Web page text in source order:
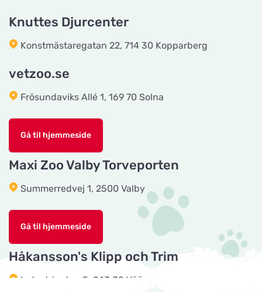
Tingholmgård dyrefoder
Vis på kort
CyberZoo AB
Ladugårdsvägen 101 D
Solbjerg Plantagevej 3
Hova 1
Knuttes Djurcenter
Konstmästaregatan 22, 714 30 Kopparberg
vetzoo.se
Frösundaviks Allé 1, 169 70 Solna
Gå til hjemmeside
Maxi Zoo Valby Torveporten
Summerredvej 1, 2500 Valby
Gå til hjemmeside
Håkansson's Klipp och Trim
Industrigatan 5, 243 32 Höör